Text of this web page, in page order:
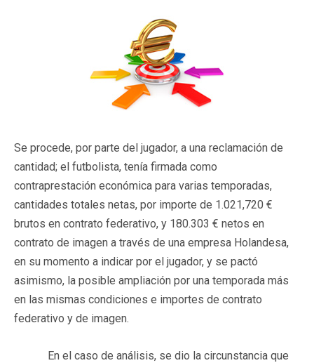
Se procede, por parte del jugador, a una reclamación de
cantidad; el futbolista, tenía firmada como
contraprestación económica para varias temporadas,
cantidades totales netas, por importe de 1.021,720 €
brutos en contrato federativo, y 180.303 € netos en
contrato de imagen a través de una empresa Holandesa,
en su momento a indicar por el jugador, y se pactó
asimismo, la posible ampliación por una temporada más
en las mismas condiciones e importes de contrato
federativo y de imagen.
En el caso de análisis, se dio la circunstancia que